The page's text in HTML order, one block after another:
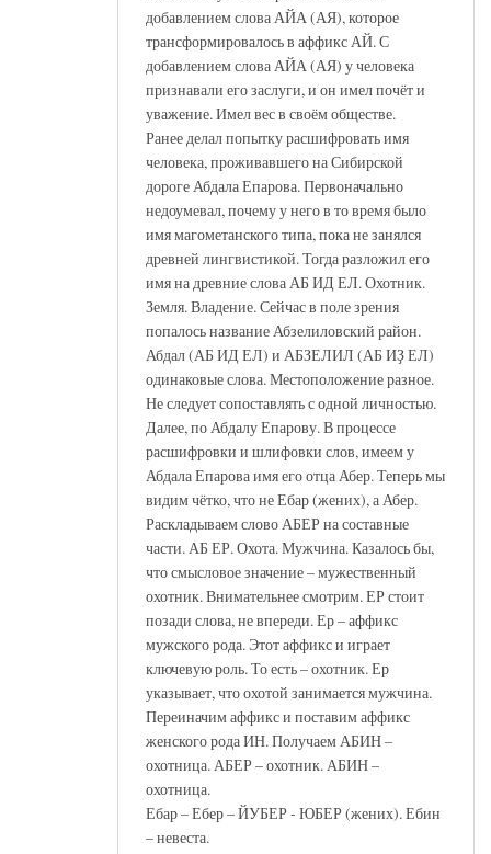
добавлением слова АЙА (АЯ), которое
трансформировалось в аффикс АЙ. С
добавлением слова АЙА (АЯ) у человека
признавали его заслуги, и он имел почёт и
уважение. Имел вес в своём обществе.
Ранее делал попытку расшифровать имя
человека, проживавшего на Сибирской
дороге Абдала Епарова. Первоначально
недоумевал, почему у него в то время было
имя магометанского типа, пока не занялся
древней лингвистикой. Тогда разложил его
имя на древние слова АБ ИД ЕЛ. Охотник.
Земля. Владение. Сейчас в поле зрения
попалось название Абзелиловский район.
Абдал (АБ ИД ЕЛ) и АБЗЕЛИЛ (АБ ИҘ ЕЛ)
одинаковые слова. Местоположение разное.
Не следует сопоставлять с одной личностью.
Далее, по Абдалу Епарову. В процессе
расшифровки и шлифовки слов, имеем у
Абдала Епарова имя его отца Абер. Теперь мы
видим чётко, что не Ебар (жених), а Абер.
Раскладываем слово АБЕР на составные
части. АБ ЕР. Охота. Мужчина. Казалось бы,
что смысловое значение – мужественный
охотник. Внимательнее смотрим. ЕР стоит
позади слова, не впереди. Ер – аффикс
мужского рода. Этот аффикс и играет
ключевую роль. То есть – охотник. Ер
указывает, что охотой занимается мужчина.
Переиначим аффикс и поставим аффикс
женского рода ИН. Получаем АБИН –
охотница. АБЕР – охотник. АБИН –
охотница.
Ебар – Ебер – ЙУБЕР - ЮБЕР (жених). Ебин
– невеста.